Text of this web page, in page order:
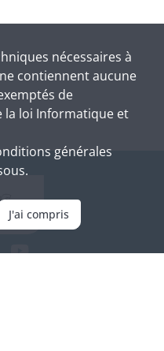
nécessaires à
contiennent aucune
de
la loi Informatique et
générales
J'ai compris